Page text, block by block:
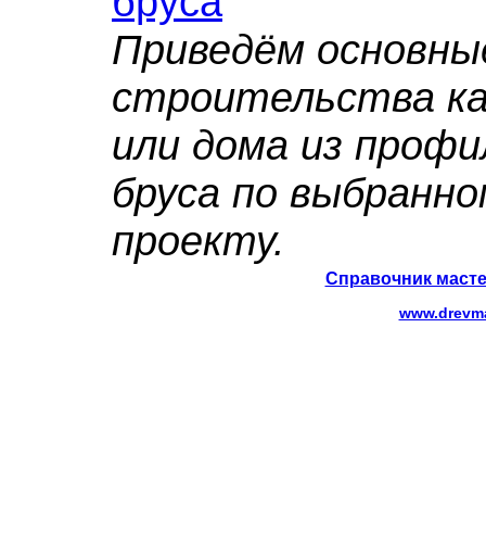
Приведём
строительства
или дома из
бруса по
проекту.
Справочник